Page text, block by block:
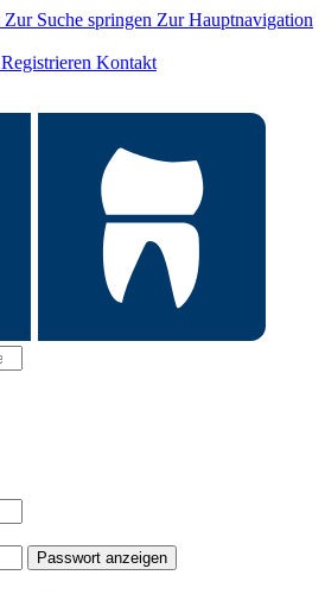
Zur Suche springen Zur Hauptnavigation
Registrieren Kontakt
Passwort anzeigen